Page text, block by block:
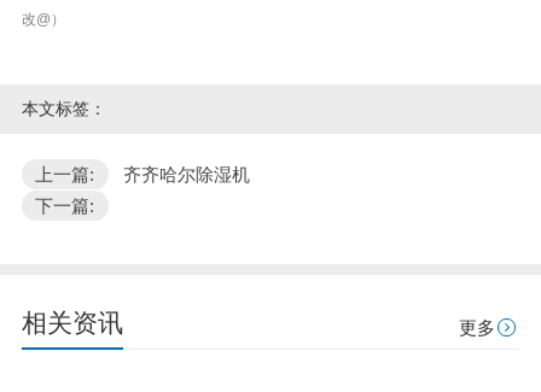
改@）
本文标签：
上一篇:
齐齐哈尔除湿机
下一篇:
相关资讯 更多